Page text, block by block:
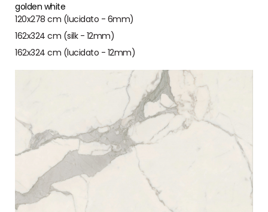
golden white
120x278 cm (lucidato - 6mm)
162x324 cm (silk - 12mm)
162x324 cm (lucidato - 12mm)